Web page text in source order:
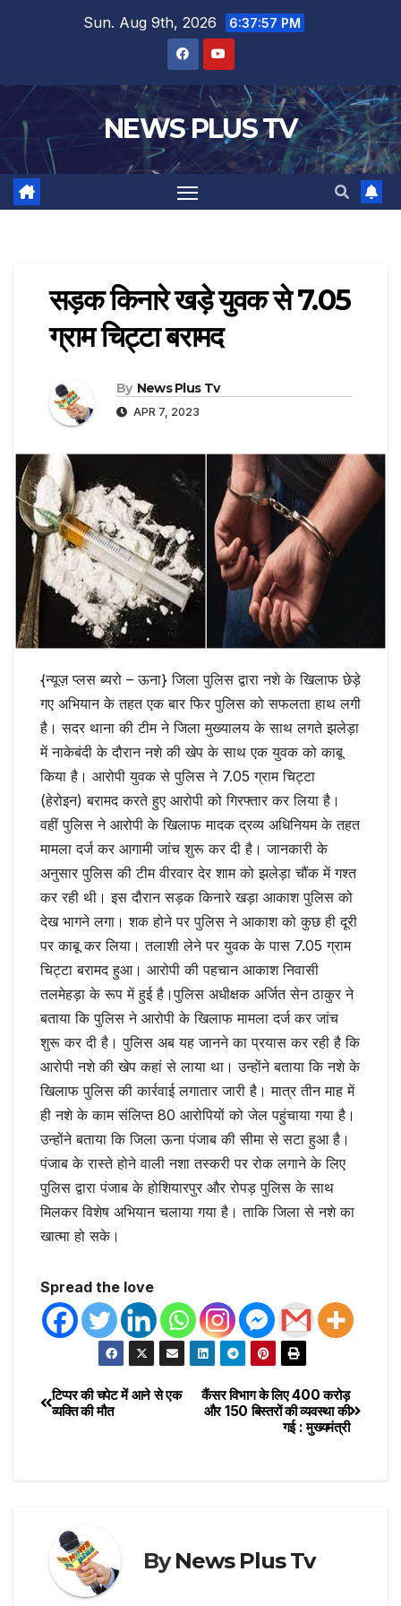
Sun. Aug 9th, 2026 6:37:58 PM
NEWS PLUS TV
सड़क किनारे खड़े युवक से 7.05
ग्राम चिट्टा बरामद
By News Plus Tv
APR 7, 2023
{न्यूज़ प्लस ब्यरो – ऊना} जिला पुलिस द्वारा नशे के खिलाफ छेड़े
गए अभियान के तहत एक बार फिर पुलिस को सफलता हाथ लगी
है। सदर थाना की टीम ने जिला मुख्यालय के साथ लगते झलेड़ा
में नाकेबंदी के दौरान नशे की खेप के साथ एक युवक को काबू
किया है। आरोपी युवक से पुलिस ने 7.05 ग्राम चिट्टा
(हेरोइन) बरामद करते हुए आरोपी को गिरफ्तार कर लिया है।
वहीं पुलिस ने आरोपी के खिलाफ मादक द्रव्य अधिनियम के तहत
मामला दर्ज कर आगामी जांच शुरू कर दी है। जानकारी के
अनुसार पुलिस की टीम वीरवार देर शाम को झलेड़ा चौंक में गश्त
कर रही थी। इस दौरान सड़क किनारे खड़ा आकाश पुलिस को
देख भागने लगा। शक होने पर पुलिस ने आकाश को कुछ ही दूरी
पर काबू कर लिया। तलाशी लेने पर युवक के पास 7.05 ग्राम
चिट्टा बरामद हुआ। आरोपी की पहचान आकाश निवासी
तलमेहड़ा के रूप में हुई है।पुलिस अधीक्षक अर्जित सेन ठाकुर ने
बताया कि पुलिस ने आरोपी के खिलाफ मामला दर्ज कर जांच
शुरू कर दी है। पुलिस अब यह जानने का प्रयास कर रही है कि
आरोपी नशे की खेप कहां से लाया था। उन्होंने बताया कि नशे के
खिलाफ पुलिस की कार्रवाई लगातार जारी है। मात्र तीन माह में
ही नशे के काम संलिप्त 80 आरोपियों को जेल पहुंचाया गया है।
उन्होंने बताया कि जिला ऊना पंजाब की सीमा से सटा हुआ है।
पंजाब के रास्ते होने वाली नशा तस्करी पर रोक लगाने के लिए
पुलिस द्वारा पंजाब के होशियारपुर और रोपड़ पुलिस के साथ
मिलकर विशेष अभियान चलाया गया है। ताकि जिला से नशे का
खात्मा हो सके।
Spread the love
कैंसर विभाग के लिए 400 करोड़
और 150 बिस्तरों की व्यवस्था की
गई : मुख्यमंत्री
टिप्पर की चपेट में आने से एक
व्यक्ति की मौत
ByNews Plus Tv